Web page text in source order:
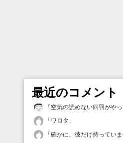
最近のコメント
「空気の読めない四羽がや
「ワロタ 」
「確かに、彼だけ持ってい